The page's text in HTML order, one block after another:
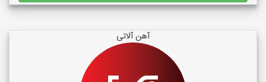
آهن آلاتی